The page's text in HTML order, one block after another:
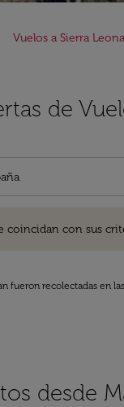
Vuelos a Sierra Leona
de
coincidan con sus
fueron recolectadas en
desde